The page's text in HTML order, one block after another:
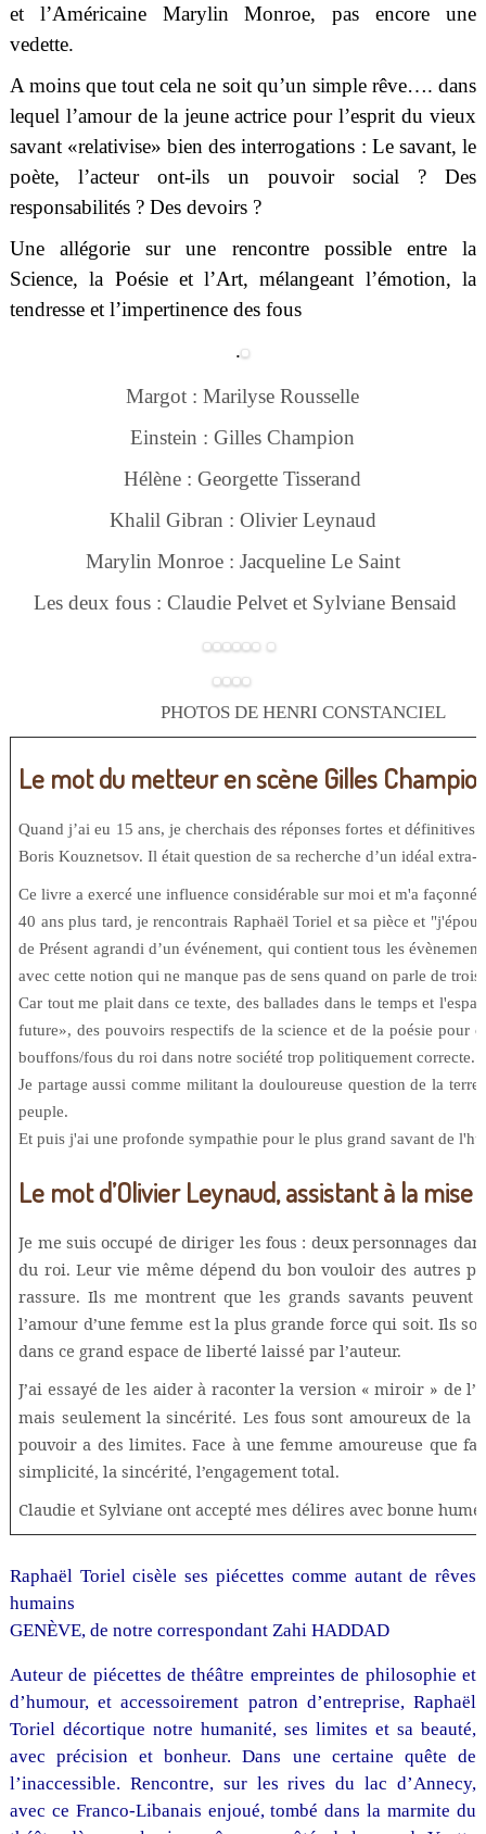
et l’Américaine Marylin Monroe, pas encore une
vedette.
A moins que tout cela ne soit qu’un simple rêve…. dans
lequel l’amour de la jeune actrice pour l’esprit du vieux
savant «relativise» bien des interrogations : Le savant, le
poète, l’acteur ont-ils un pouvoir social ? Des
responsabilités ? Des devoirs ?
Une allégorie sur une rencontre possible entre la
Science, la Poésie et l’Art, mélangeant l’émotion, la
tendresse et l’impertinence des fous
.
Margot : Marilyse Rousselle
Einstein : Gilles Champion
Hélène : Georgette Tisserand
Khalil Gibran : Olivier Leynaud
Marylin Monroe : Jacqueline Le Saint
Les deux fous : Claudie Pelvet et Sylviane Bensaid
PHOTOS DE HENRI CONSTANCIEL
Le mot du metteur en scène Gilles
Quand j’ai eu 15 ans, je cherchais des réponses fortes et
Boris Kouznetsov. Il était question de sa recherche d’un idéal
Ce livre a exercé une influence considérable sur moi et m'a
40 ans plus tard, je rencontrais Raphaël Toriel et sa pièce et
de Présent agrandi d’un événement, qui contient tous les
avec cette notion qui ne manque pas de sens quand on parle de
Car tout me plait dans ce texte, des ballades dans le temps et
future», des pouvoirs respectifs de la science et de la poésie pour
bouffons/fous du roi dans notre société trop politiquement correcte.
Je partage aussi comme militant la douloureuse question de la
peuple.
Et puis j'ai une profonde sympathie pour le plus grand savant de
Le mot d’Olivier Leynaud, assistant à la mise
Je me suis occupé de diriger les fous : deux personnages
du roi. Leur vie même dépend du bon vouloir des autres
rassure. Ils me montrent que les grands savants
l’amour d’une femme est la plus grande force qui soit. Ils
dans ce grand espace de liberté laissé par l’auteur.
J’ai essayé de les aider à raconter la version « miroir » de
mais seulement la sincérité. Les fous sont amoureux de
pouvoir a des limites. Face à une femme amoureuse que
simplicité, la sincérité, l’engagement total.
Claudie et Sylviane ont accepté mes délires avec bonne
Raphaël Toriel cisèle ses piécettes comme autant de rêves
humains
GENÈVE, de notre correspondant Zahi HADDAD
Auteur de piécettes de théâtre empreintes de philosophie et
d’humour, et accessoirement patron d’entreprise, Raphaël
Toriel décortique notre humanité, ses limites et sa beauté,
avec précision et bonheur. Dans une certaine quête de
l’inaccessible. Rencontre, sur les rives du lac d’Annecy,
avec ce Franco-Libanais enjoué, tombé dans la marmite du